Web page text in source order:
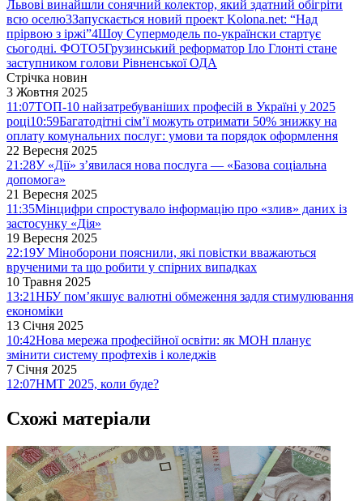
Львові винайшли сонячний колектор, який здатний обігріти
всю оселю3Запускається новий проект Kolona.net: “Над
прірвою з іржі”4Шоу Супермодель по-українски стартує
сьогодні. ФОТО5Грузинський реформатор Іло Глонті стане
заступником голови Рівненської ОДА
Стрічка новин
3 Жовтня 2025
11:07ТОП-10 найзатребуваніших професій в Україні у 2025
році10:59Багатодітні сім’ї можуть отримати 50% знижку на
оплату комунальних послуг: умови та порядок оформлення
22 Вересня 2025
21:28У «Дії» з’явилася нова послуга — «Базова соціальна
допомога»
21 Вересня 2025
11:35Мінцифри спростувало інформацію про «злив» даних із
застосунку «Дія»
19 Вересня 2025
22:19У Міноборони пояснили, які повістки вважаються
врученими та що робити у спірних випадках
10 Травня 2025
13:21НБУ пом’якшує валютні обмеження задля стимулювання
економіки
13 Січня 2025
10:42Нова мережа професійної освіти: як МОН планує
змінити систему профтехів і коледжів
7 Січня 2025
12:07НМТ 2025, коли буде?
Схожі матеріали